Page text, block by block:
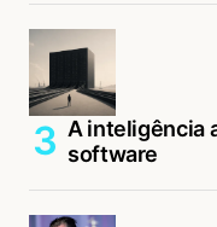
A inteligência
software